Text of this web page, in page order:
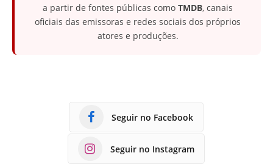
a partir de fontes públicas como TMDB, canais
oficiais das emissoras e redes sociais dos próprios
atores e produções.
Seguir no Facebook
Seguir no Instagram